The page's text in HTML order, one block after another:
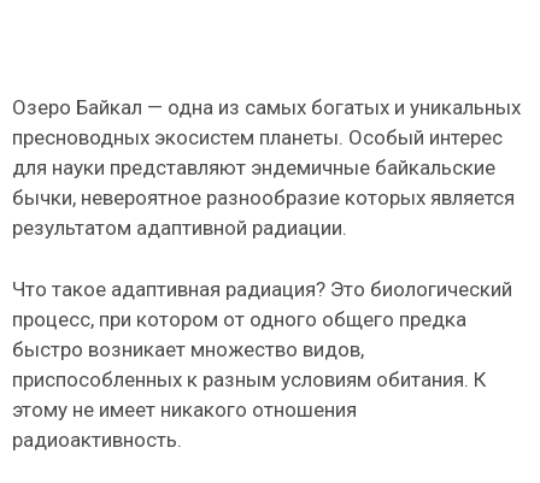
Озеро Байкал — одна из самых богатых и уникальных
пресноводных экосистем планеты. Особый интерес
для науки представляют эндемичные байкальские
бычки, невероятное разнообразие которых является
результатом адаптивной радиации.
Что такое адаптивная радиация? Это биологический
процесс, при котором от одного общего предка
быстро возникает множество видов,
приспособленных к разным условиям обитания. К
этому не имеет никакого отношения
радиоактивность.